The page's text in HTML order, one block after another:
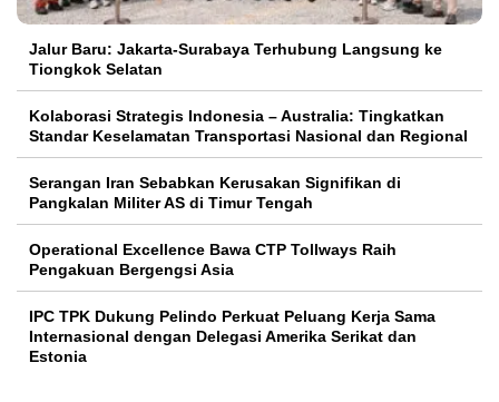
Jalur Baru: Jakarta-Surabaya Terhubung Langsung ke
Tiongkok Selatan
Kolaborasi Strategis Indonesia – Australia: Tingkatkan
Standar Keselamatan Transportasi Nasional dan Regional
Serangan Iran Sebabkan Kerusakan Signifikan di
Pangkalan Militer AS di Timur Tengah
Operational Excellence Bawa CTP Tollways Raih
Pengakuan Bergengsi Asia
IPC TPK Dukung Pelindo Perkuat Peluang Kerja Sama
Internasional dengan Delegasi Amerika Serikat dan
Estonia